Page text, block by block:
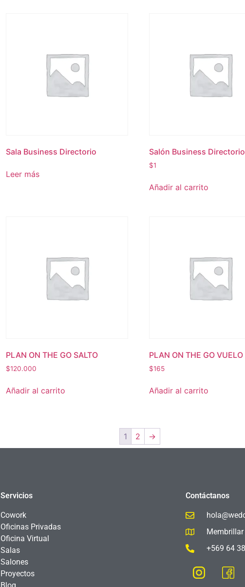
Sala Business Directorio
Leer más
Salón Business Directorio
$1
Añadir al carrito
PLAN ON THE GO SALTO
$120.000
Añadir al carrito
PLAN ON THE GO VUELO
$165
Añadir al carrito
1 2 →
Servicios
Cowork
Oficinas Privadas
Oficina Virtual
Salas
Salones
Proyectos
Contáctanos
Membrillar
+569 64